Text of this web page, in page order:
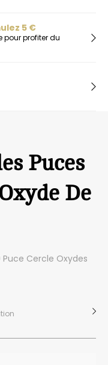
5 €
pour profiter du
Puces
De
Puce Cercle Oxydes